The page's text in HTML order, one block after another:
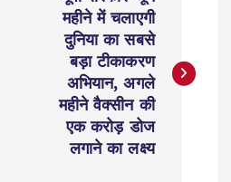
महीने में चलाएगी
दुनिया का सबसे
बड़ा टीकाकरण
अभियान, अगले
महीने वैक्सीन की
एक करोड़ डोज
लगाने का लक्ष्य